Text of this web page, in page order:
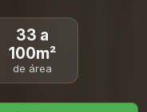
33 a
100m²
de área